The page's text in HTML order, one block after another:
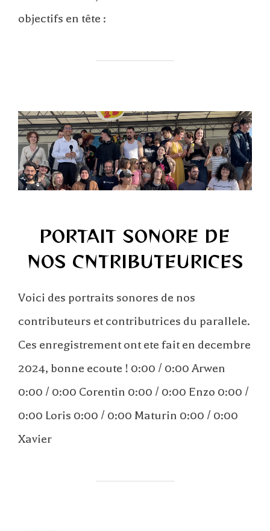
objectifs en tête :
PORTAIT SONORE DE
NOS CNTRIBUTEURICES
Voici des portraits sonores de nos
contributeurs et contributrices du parallele.
Ces enregistrement ont ete fait en decembre
2024, bonne ecoute ! 0:00 / 0:00 Arwen
0:00 / 0:00 Corentin 0:00 / 0:00 Enzo 0:00 /
0:00 Loris 0:00 / 0:00 Maturin 0:00 / 0:00
Xavier